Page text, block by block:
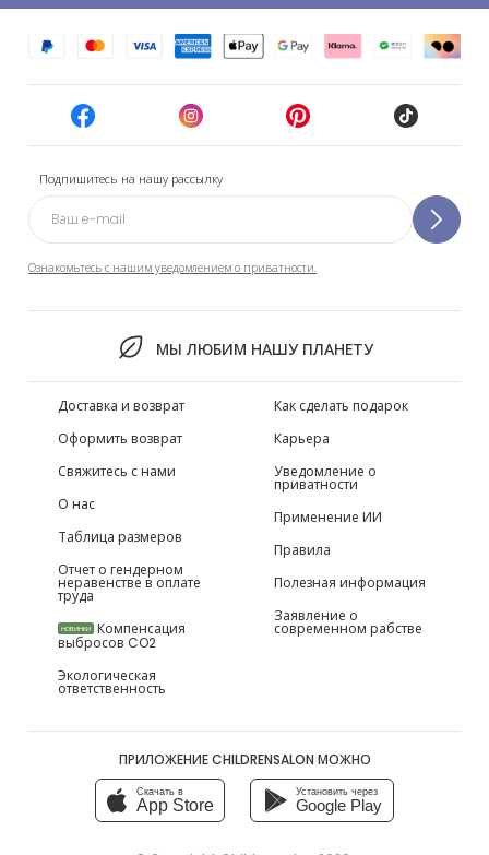
Подпишитесь на нашу рассылку
Ознакомьтесь с нашим уведомлением о приватности.
МЫ ЛЮБИМ НАШУ ПЛАНЕТУ
Доставка и возврат
Оформить возврат
Свяжитесь с нами
О нас
Таблица размеров
Отчет о гендерном
неравенстве в оплате
труда
НОВИНКИ Компенсация
выбросов CO2
Экологическая
ответственность
Как сделать подарок
Карьера
Уведомление о
приватности
Применение ИИ
Правила
Полезная информация
Заявление о
современном рабстве
ПРИЛОЖЕНИЕ CHILDRENSALON МОЖНО
Скачать в
App Store
Установить через
Google Play